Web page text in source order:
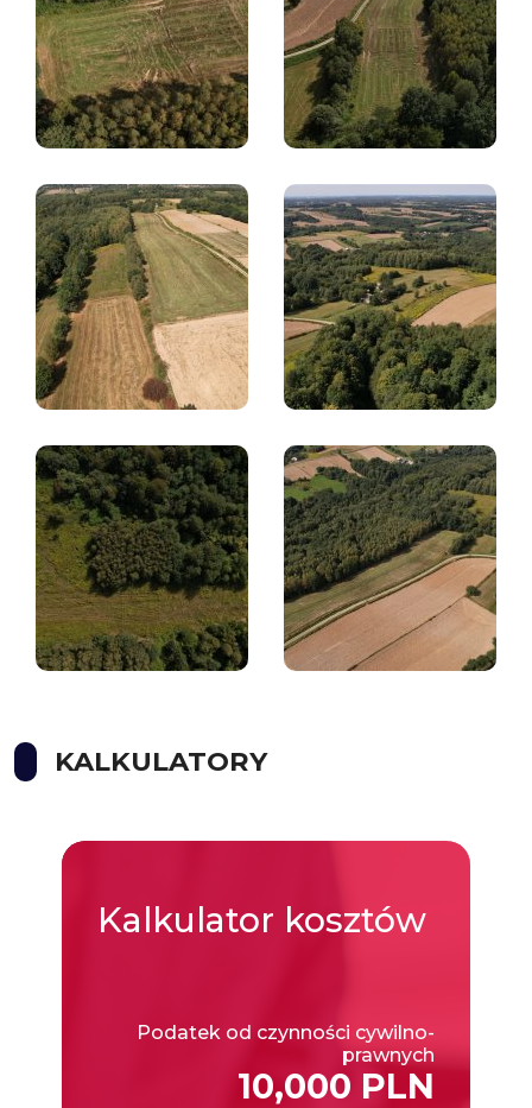
KALKULATORY
Kalkulator kosztów
Podatek od czynności cywilno-
prawnych
10,000 PLN